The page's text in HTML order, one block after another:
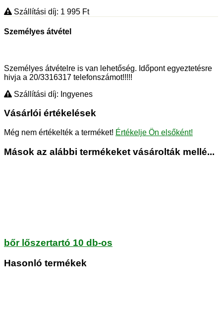
Szállítási díj: 1 995 Ft
Személyes átvétel
Személyes átvételre is van lehetőség. Időpont egyeztetésre
hivja a 20/3316317 telefonszámot!!!!!
Szállítási díj: Ingyenes
Vásárlói értékelések
Még nem értékelték a terméket! Értékelje Ön elsőként!
Mások az alábbi termékeket vásárolták mellé...
bőr lőszertartó 10 db-os
Hasonló termékek